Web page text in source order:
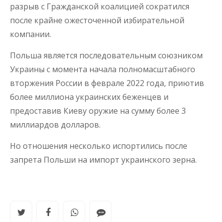
разрыв с Гражданской коалицией сократился
после крайне ожесточенной избирательной
компании.
Польша является последовательным союзником
Украины с момента начала полномасштабного
вторжения России в феврале 2022 года, приютив
более миллиона украинских беженцев и
предоставив Киеву оружие на сумму более 3
миллиардов долларов.
Но отношения несколько испортились после
запрета Польши на импорт украинского зерна.